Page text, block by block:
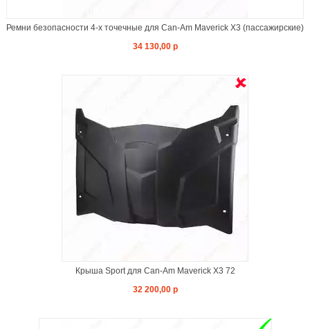
Ремни безопасности 4-х точечные для Can-Am Maverick X3 (пассажирские)
34 130,00 р
Крыша Sport для Can-Am Maverick X3 72
32 200,00 р